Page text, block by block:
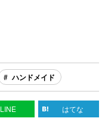
ハンドメイド
LINE はてな